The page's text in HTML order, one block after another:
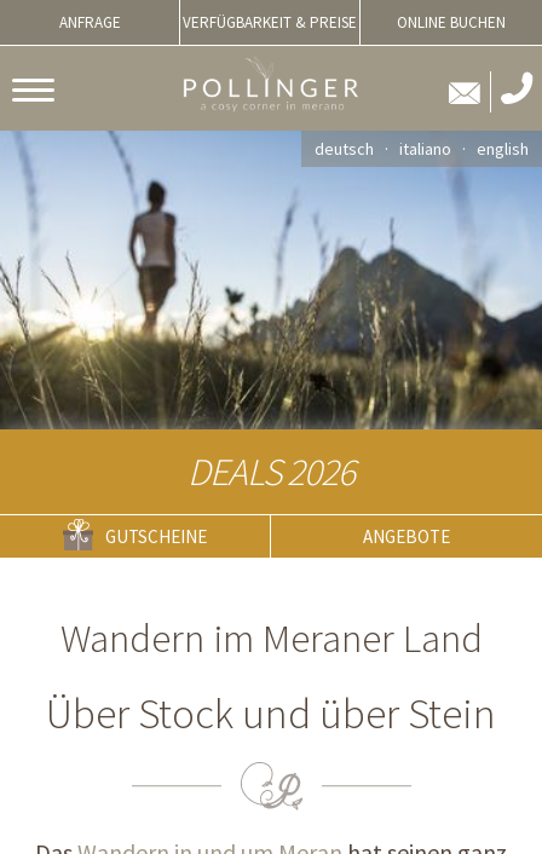
ANFRAGE VERFÜGBARKEIT & PREISE ONLINE BUCHEN
deutsch italiano english
DEALS 2026
GUTSCHEINE ANGEBOTE
Wandern im Meraner Land
Über Stock und über Stein